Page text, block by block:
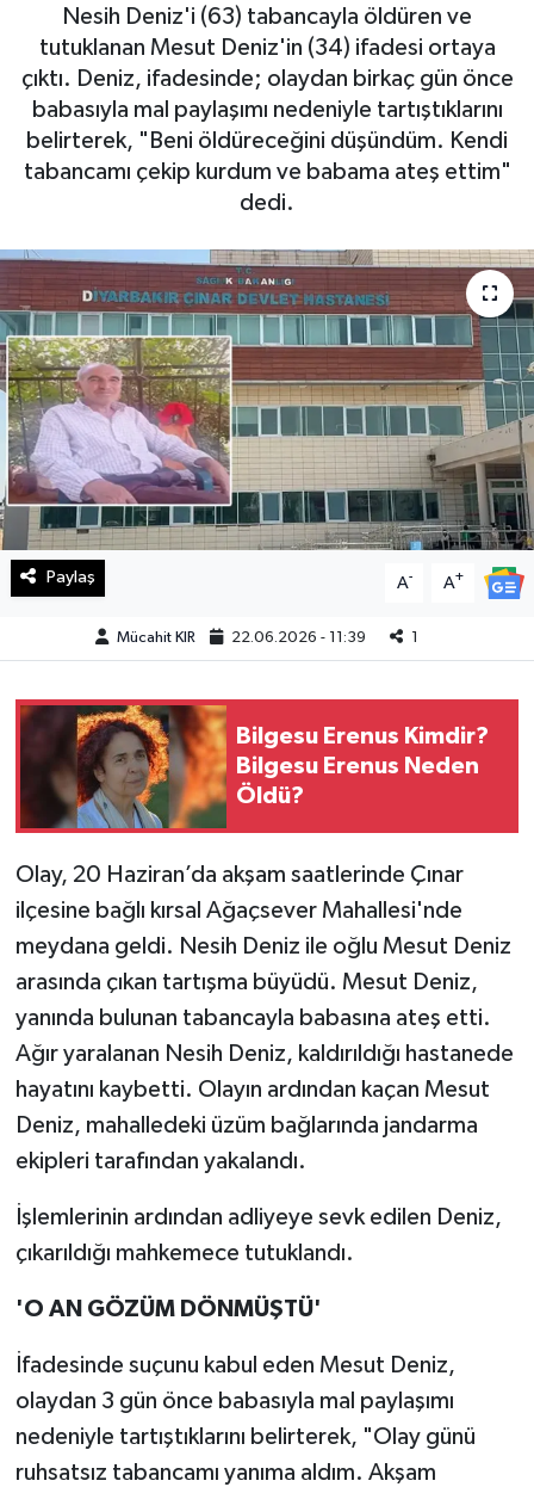
Nesih Deniz'i (63) tabancayla öldüren ve
tutuklanan Mesut Deniz'in (34) ifadesi ortaya
çıktı. Deniz, ifadesinde; olaydan birkaç gün önce
babasıyla mal paylaşımı nedeniyle tartıştıklarını
belirterek, "Beni öldüreceğini düşündüm. Kendi
tabancamı çekip kurdum ve babama ateş ettim"
dedi.
Paylaş A- A+
Mücahit KIR 22.06.2026 - 11:39 1
Bilgesu Erenus Kimdir?
Bilgesu Erenus Neden
Öldü?
Olay, 20 Haziran’da akşam saatlerinde Çınar
ilçesine bağlı kırsal Ağaçsever Mahallesi'nde
meydana geldi. Nesih Deniz ile oğlu Mesut Deniz
arasında çıkan tartışma büyüdü. Mesut Deniz,
yanında bulunan tabancayla babasına ateş etti.
Ağır yaralanan Nesih Deniz, kaldırıldığı hastanede
hayatını kaybetti. Olayın ardından kaçan Mesut
Deniz, mahalledeki üzüm bağlarında jandarma
ekipleri tarafından yakalandı.
İşlemlerinin ardından adliyeye sevk edilen Deniz,
çıkarıldığı mahkemece tutuklandı.
'O AN GÖZÜM DÖNMÜŞTÜ'
İfadesinde suçunu kabul eden Mesut Deniz,
olaydan 3 gün önce babasıyla mal paylaşımı
nedeniyle tartıştıklarını belirterek, "Olay günü
ruhsatsız tabancamı yanıma aldım. Akşam
Haberde İnsan
Kültür Sanat
Magazin
Manşetler
Resmi İlan
Sağlık
Spor
SürManşet
Teknoloji
Yaşam
KAHRAMANMARAŞ